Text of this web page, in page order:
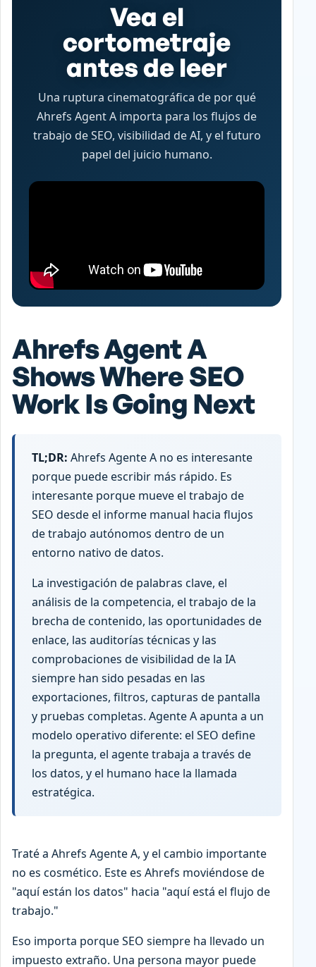
Vea el
cortometraje
antes de leer
Una ruptura cinematográfica de por qué
Ahrefs Agent A importa para los flujos de
trabajo de SEO, visibilidad de AI, y el futuro
papel del juicio humano.
Ahrefs Agent A
Shows Where SEO
Work Is Going Next
TL;DR: Ahrefs Agente A no es interesante
porque puede escribir más rápido. Es
interesante porque mueve el trabajo de
SEO desde el informe manual hacia flujos
de trabajo autónomos dentro de un
entorno nativo de datos.
La investigación de palabras clave, el
análisis de la competencia, el trabajo de la
brecha de contenido, las oportunidades de
enlace, las auditorías técnicas y las
comprobaciones de visibilidad de la IA
siempre han sido pesadas en las
exportaciones, filtros, capturas de pantalla
y pruebas completas. Agente A apunta a un
modelo operativo diferente: el SEO define
la pregunta, el agente trabaja a través de
los datos, y el humano hace la llamada
estratégica.
Traté a Ahrefs Agente A, y el cambio importante
no es cosmético. Este es Ahrefs moviéndose de
"aquí están los datos" hacia "aquí está el flujo de
trabajo."
Eso importa porque SEO siempre ha llevado un
impuesto extraño. Una persona mayor puede